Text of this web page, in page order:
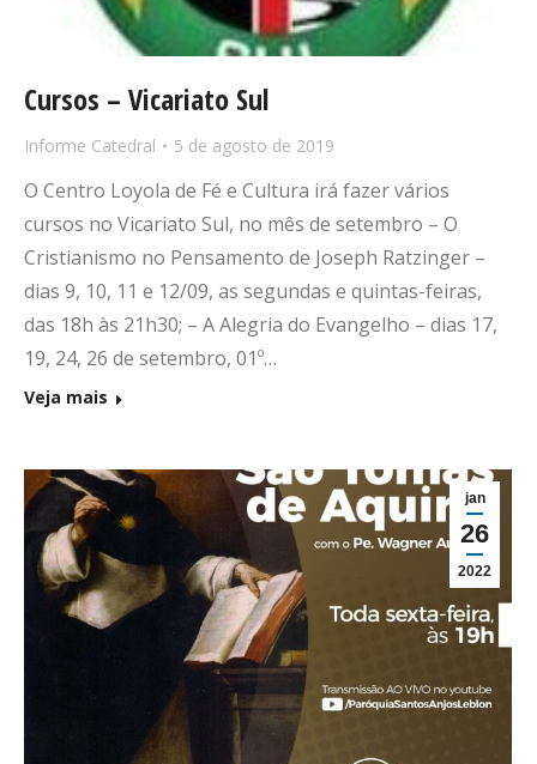
Cursos – Vicariato Sul
Informe Catedral 5 de agosto de 2019
O Centro Loyola de Fé e Cultura irá fazer vários
cursos no Vicariato Sul, no mês de setembro – O
Cristianismo no Pensamento de Joseph Ratzinger –
dias 9, 10, 11 e 12/09, as segundas e quintas-feiras,
das 18h às 21h30; – A Alegria do Evangelho – dias 17,
19, 24, 26 de setembro, 01º…
Veja mais
jan
26
2022